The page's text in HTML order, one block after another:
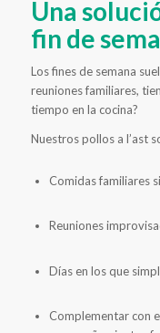
Una
fin de
Los fines de semana
reuniones familiares,
tiempo en la cocina?
Nuestros pollos a l’ast
Comidas familiares
Reuniones
Días en los que
Complementar con